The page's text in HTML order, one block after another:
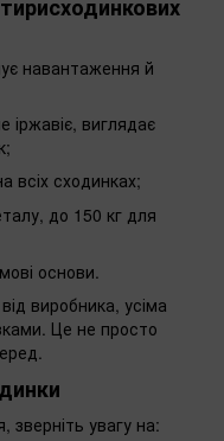
навантаження й
іржавіє, виглядає
всіх сходинках;
до 150 кг для
основи.
виробника, усіма
Це не просто
зверніть увагу на: